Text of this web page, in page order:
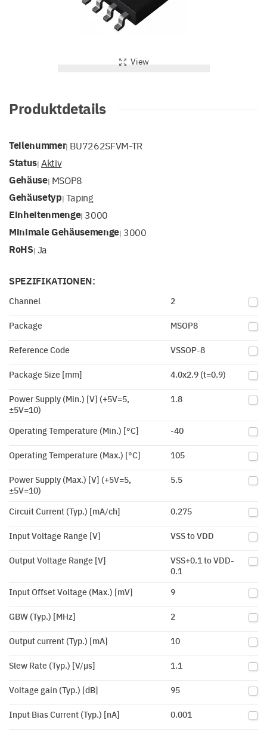
View
Produktdetails
Teilenummer| BU7262SFVM-TR
Status| Aktiv
Gehäuse| MSOP8
Gehäusetyp| Taping
Einheitenmenge| 3000
Minimale Gehäusemenge| 3000
RoHS| Ja
SPEZIFIKATIONEN:
Channel 2
Package MSOP8
Reference Code VSSOP-8
Package Size [mm] 4.0x2.9 (t=0.9)
Power Supply (Min.) [V] (+5V=5,
±5V=10)
1.8
Operating Temperature (Min.) [°C] -40
Operating Temperature (Max.) [°C] 105
Power Supply (Max.) [V] (+5V=5,
±5V=10)
5.5
Circuit Current (Typ.) [mA/ch] 0.275
Input Voltage Range [V] VSS to VDD
Output Voltage Range [V]
VSS+0.1 to VDD-
0.1
Input Offset Voltage (Max.) [mV]
9
GBW (Typ.) [MHz] 2
Output current (Typ.) [mA] 10
Slew Rate (Typ.) [V/µs] 1.1
Voltage gain (Typ.) [dB] 95
Input Bias Current (Typ.) [nA] 0.001